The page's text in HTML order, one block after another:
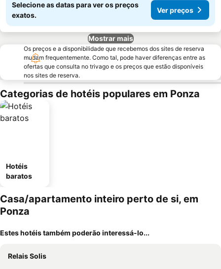
Selecione as datas para ver os preços
exatos.
Ver preços
Mostrar mais
Os preços e a disponibilidade que recebemos dos sites de reserva
mudam frequentemente. Como tal, pode haver diferenças entre as
ofertas que consulta no trivago e os preços que estão disponíveis
nos sites de reserva.
Categorias de hotéis populares em Ponza
Hotéis
baratos
Casa/apartamento inteiro perto de si, em
Ponza
Estes hotéis também poderão interessá-lo...
Relais Solis